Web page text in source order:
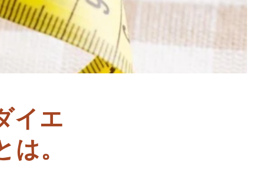
イエ
。